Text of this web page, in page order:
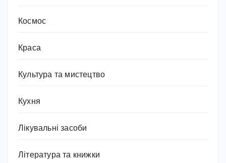
Космос
Краса
Культура та мистецтво
Кухня
Лікувальні засоби
Література та книжки